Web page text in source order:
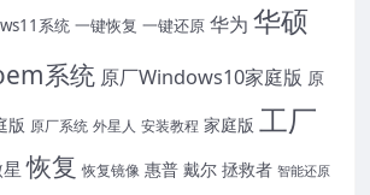
系统 一键恢复 一键还原 华为 华硕
系统 原厂Windows10家庭版 原
版 原厂系统 外星人 安装教程 家庭版 工厂
恢复 恢复镜像 惠普 戴尔 拯救者 智能还原